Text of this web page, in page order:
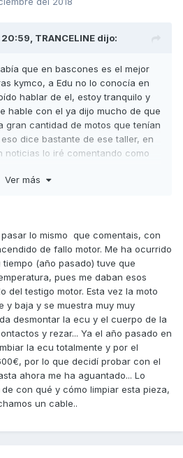
20:59, TRANCELINE dijo:
que en bascones es el mejor
kymco, a Edu no lo conocía en
hablar de el, estoy tranquilo y
hable con el ya dijo mucho de que
gran cantidad de motos que tenían
dice bastante de ese taller, en
noticias lo iré comentando como
Ver más
lo mismo que comentais, con
de fallo motor. Me ha ocurrido
(año pasado) tuve que
pues me daban esos
del testigo motor. Esta vez la moto
y baja y se muestra muy muy
desmontar la ecu y el cuerpo de la
y rezar... Ya el año pasado en
la ecu totalmente y por el
por lo que decidí probar con el
ahora me ha aguantado... Lo
con qué y cómo limpiar esta pieza,
un cable..